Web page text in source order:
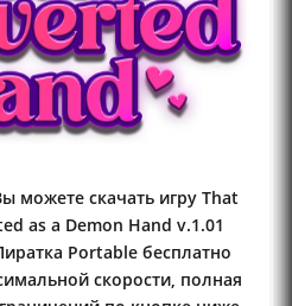
можете скачать игру That
as a Demon Hand v.1.01
Portable бесплатно
скорости, полная